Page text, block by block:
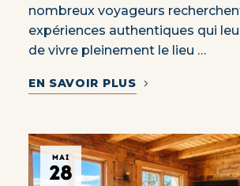
nombreux voyageurs
expériences authentiques qui
de vivre pleinement le lieu …
EN SAVOIR PLUS
MAI
28